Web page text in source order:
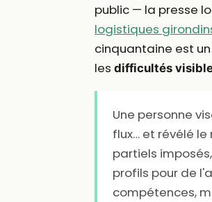
public — la presse
logistiques
cinquantaine est
les difficultés
Une personne
flux… et révélé
partiels
profils pour de
compétences,